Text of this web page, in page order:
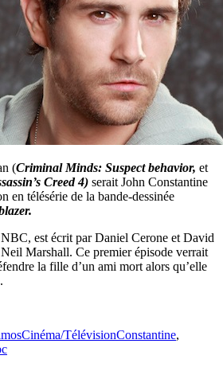
(Criminal Minds: Suspect behavior, et
Creed 4) serait John Constantine
en télésérie de la bande-dessinée
est écrit par Daniel Cerone et David
Marshall. Ce premier épisode verrait
la fille d’un ami mort alors qu’elle
Catégories
Cinéma/TélévisionÉtiquettes
Constantine,